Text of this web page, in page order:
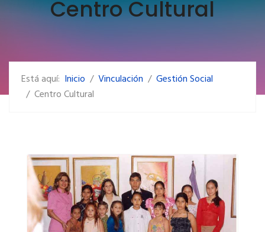
Centro Cultural
Está aquí: Inicio Vinculación
Gestión Social
Centro Cultural